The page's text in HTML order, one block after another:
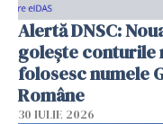
Alertă DNSC:
golește
folosesc numele
Române
30 IULIE 2026